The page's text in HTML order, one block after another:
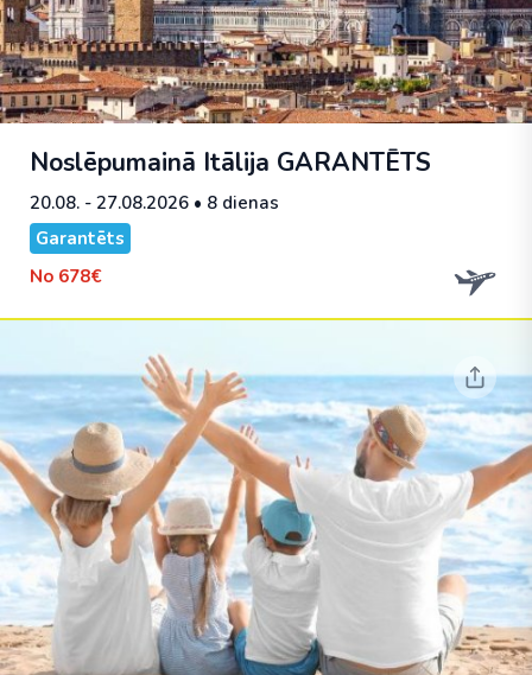
Noslēpumainā Itālija GARANTĒTS
20.08. - 27.08.2026 • 8 dienas
Garantēts
No 678€